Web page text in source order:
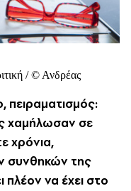
/ © Ανδρέας
πειραματισμός:
χαμήλωσαν σε
χρόνια,
συνθηκών της
πλέον να έχει στο